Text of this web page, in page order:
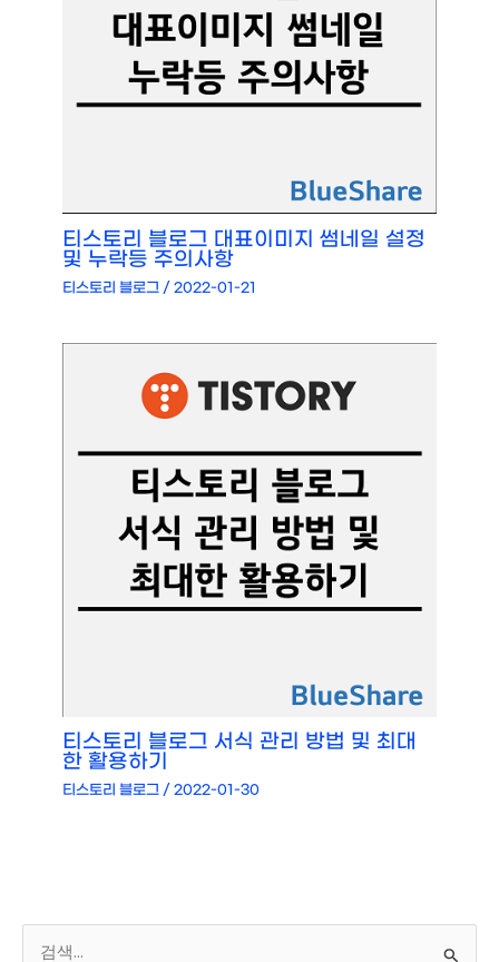
티스토리 블로그 대표이미지 썸네일 설정
및 누락등 주의사항
티스토리 블로그 /2022-01-21
티스토리 블로그 서식 관리 방법 및 최대
한 활용하기
티스토리 블로그 /2022-01-30